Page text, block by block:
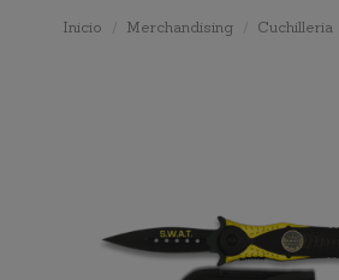
Inicio Merchandising Cuchilleria